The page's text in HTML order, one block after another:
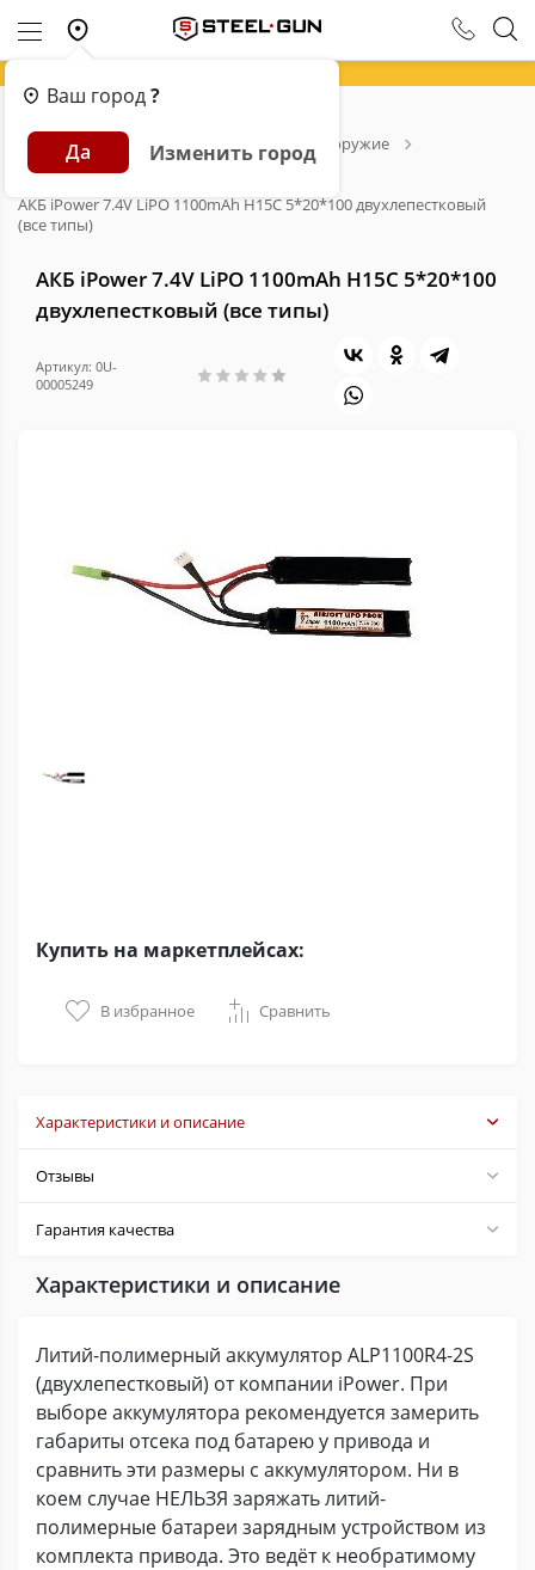
Ваш город?
Да Изменить город
Главная Каталог
Страйкбольное оружие
Аксессуары для страйкбола
АКБ iPower 7.4V LiPO 1100mAh H15C 5*20*100 двухлепестковый
(все типы)
АКБ iPower 7.4V LiPO 1100mAh H15C 5*20*100
двухлепестковый (все типы)
Артикул: 0U-
00005249
Купить на маркетплейсах:
В избранное Сравнить
Характеристики и описание
Отзывы
Гарантия качества
Характеристики и описание
Литий-полимерный аккумулятор ALP1100R4-2S
(двухлепестковый) от компании iPower. При
выборе аккумулятора рекомендуется замерить
габариты отсека под батарею у привода и
сравнить эти размеры с аккумулятором. Ни в
коем случае НЕЛЬЗЯ заряжать литий-
полимерные батареи зарядным устройством из
комплекта привода. Это ведёт к необратимому